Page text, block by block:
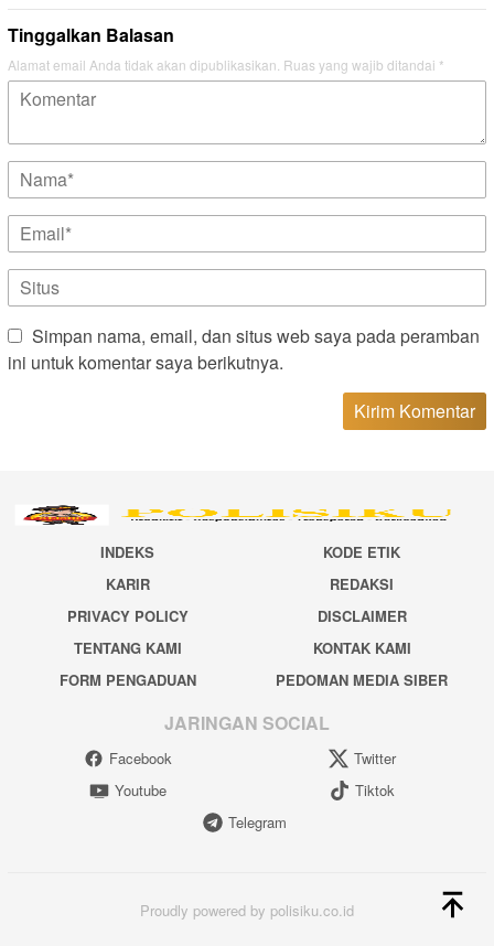
Tinggalkan Balasan
Alamat email Anda tidak akan dipublikasikan. Ruas yang wajib ditandai *
Simpan nama, email, dan situs web saya pada peramban
ini untuk komentar saya berikutnya.
INDEKS
KODE ETIK
KARIR
REDAKSI
PRIVACY POLICY
DISCLAIMER
TENTANG KAMI
KONTAK KAMI
FORM PENGADUAN
PEDOMAN MEDIA SIBER
JARINGAN SOCIAL
Facebook
Twitter
Youtube
Tiktok
Telegram
Proudly powered by polisiku.co.id